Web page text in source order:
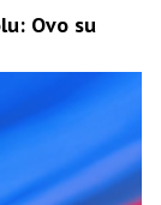
Ovo su